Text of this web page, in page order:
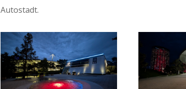
Autostadt.